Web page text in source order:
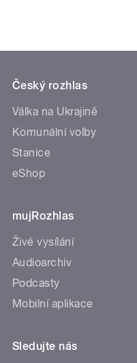
Český rozhlas
Válka na Ukrajině
Komunální volby
Stanice
eShop
mujRozhlas
Živé vysílání
Audioarchiv
Podcasty
Mobilní aplikace
Sledujte nás